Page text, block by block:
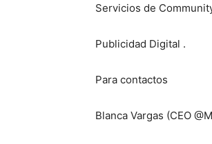
Servicios de
Publicidad Digital .
Para contactos
Blanca Vargas (CEO